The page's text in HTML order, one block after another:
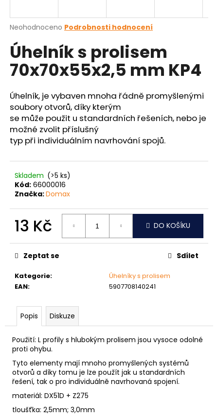
Průměrné
produktu
je
0,0
z
hvězdiček.
Neohodnoceno Podrobnosti hodnocení
Úhelník s prolisem
70x70x55x2,5 mm KP4
Úhelník, je vybaven mnoha řádně promyšlenými
soubory otvorů, díky kterým
se může použit u standardních řešeních, nebo je
možné zvolit příslušný
typ při individuálním navrhování spojů.
Skladem (>5 ks)
Kód: 66000016
Značka:Domax
13 Kč
cena:
DO KOŠÍKU
Kategorie:
Úhelníky s prolisem
EAN: 5907708140241
Zeptat se Sdílet
Popis Diskuze
Použití: L profily s hlubokým prolisem jsou vysoce odolné
proti ohybu.
Tyto elementy mají mnoho promyšlených systémů
otvorů a díky tomu je lze použít jak u standardních
řešení, tak o pro individuálně navrhovaná spojení.
materiál: DX51D + Z275
tloušťka: 2,5mm; 3,0mm
j
t
?
HLEDAT
o
p
o
u
č
j
e
m
e
DUTÝ
DVOJDÍLNÝ
3,5X10
2
Kč